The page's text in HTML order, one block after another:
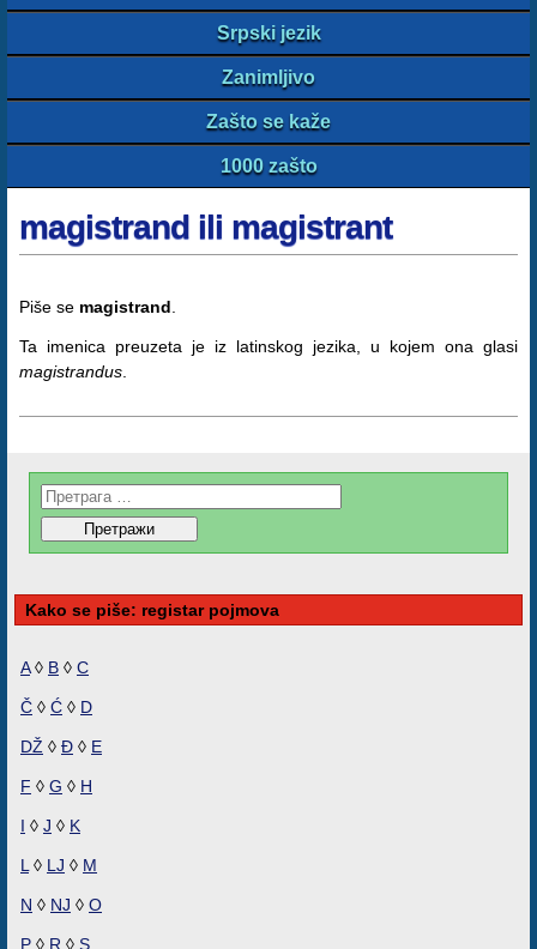
Srpski jezik
Zanimljivo
Zašto se kaže
1000 zašto
magistrand ili magistrant
Piše se magistrand
Ta imenica preuzeta je iz latinskog jezika, u kojem ona glasi
magistrandus
Kako se piše: registar pojmova
A◊ B ◊ C
Č ◊ Ć ◊ D
DŽ ◊ Đ ◊ E
F ◊ G ◊ H
I ◊ J ◊ K
L ◊ LJ ◊ M
N ◊ NJ ◊ O
P ◊ R ◊ S